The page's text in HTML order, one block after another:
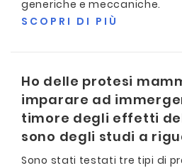
generiche e meccaniche.
SCOPRI DI PIÙ
Ho delle protesi
imparare ad
timore degli effetti
sono degli studi a
Sono stati testati tre tipi di